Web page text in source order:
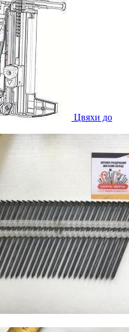
Цвяхи до